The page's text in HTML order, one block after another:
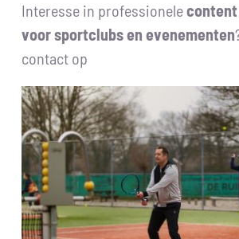
Interesse in professionele
voor sportclubs en evenementen
contact op